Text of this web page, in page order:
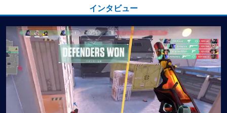
インタビュー